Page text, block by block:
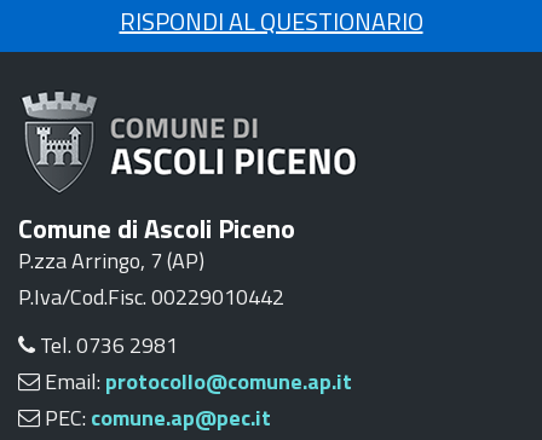
RISPONDI AL QUESTIONARIO
Comune di Ascoli Piceno
P.zza Arringo, 7 (AP)
P.Iva/Cod.Fisc. 00229010442
Tel. 0736 2981
Email: protocollo@comune.ap.it
PEC: comune.ap@pec.it